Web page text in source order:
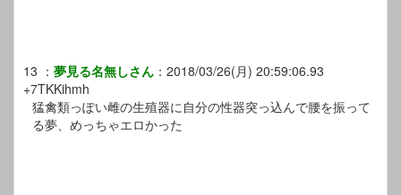
13 ： 夢見る名無しさん ： 2018/03/26(月) 20:59:06.93
+7TKKihmh
猛禽類っぽい雌の生殖器に自分の性器突っ込んで腰を振って
る夢、めっちゃエロかった